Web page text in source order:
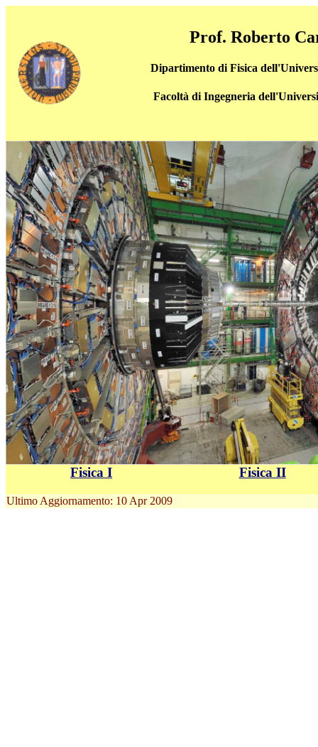
Prof. Roberto
Dipartimento di Fisica
Facoltà di Ingegneria
Fisica I Fisica II
Ultimo Aggiornamento: 10 Apr 2009